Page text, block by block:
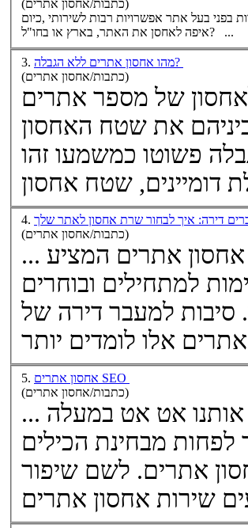
(כתבות/אחסון אתרים)
איפה לאחסן את האתר, בארץ או בחו"ל‎? ‎ ...
3.
מהו אחסון אתרים ללא הגבלה?
(כתבות/אחסון אתרים)
של מספר אתרים
את שטח האחסון
פשוטו כמשמעו זהו
4.
(כתבות/אחסון אתרים)
אחסון אתרים המציע
להם גם פלטפורמות ניהול נוחות המתאימות למתחילים ובוחרים
את אחסון האתר לפי השירותים הללו. סיבות למעבר דירה של
5.
אחסון אתרים SEO
(כתבות/אחסון אתרים)
... וחיזוק האתר ב 200 פרמטרים תביא אותנו אט אט במעלה
לפחות מבחינת הכילים
אתרים. לשם שיפור
שירות אחסון אתרים